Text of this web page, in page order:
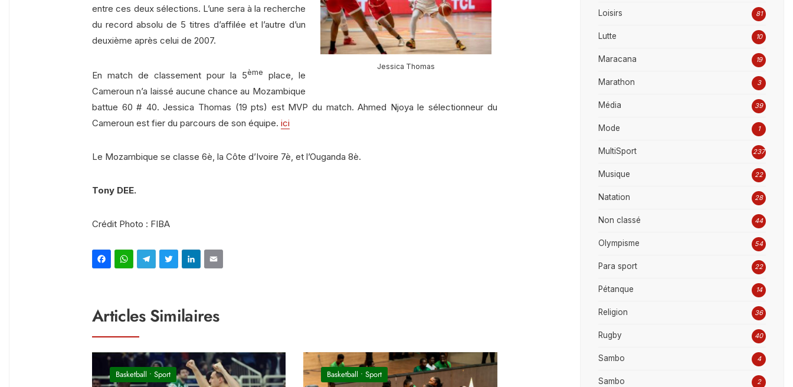
Jessica Thomas
entre ces deux sélections. L’une sera à la recherche
du record absolu de 5 titres d’affilée et l’autre d’un
deuxième après celui de 2007.
En match de classement pour la 5ème
place, le
Cameroun n’a laissé aucune chance au Mozambique
battue 60 # 40. Jessica Thomas (19 pts) est MVP du match. Ahmed Njoya le sélectionneur du
Cameroun est fier du parcours de son équipe. ici
Le Mozambique se classe 6è, la Côte d’Ivoire 7è, et l’Ouganda 8è.
Tony DEE.
Crédit Photo : FIBA
Facebook
WhatsApp
Telegram
Twitter
LinkedIn
Articles Similaires
Basketball • Sport Basketball •Sport
Loisirs 81
Lutte 10
Maracana 19
Marathon 3
Média 39
Mode 1
MultiSport 237
Musique 22
Natation 28
Non classé 44
Olympisme 54
Para sport 22
Pétanque 14
Religion 36
Rugby 40
Sambo 4
Sambo 2